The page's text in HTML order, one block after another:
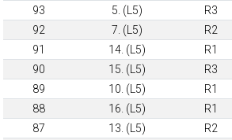
93 5. (L5) R3
92
7. (L5) R2
91
14. (L5) R1
90
15. (L5) R3
89
10. (L5) R1
88
16. (L5) R1
87
13. (L5) R2